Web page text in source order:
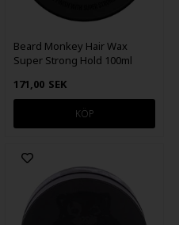
Beard Monkey Hair Wax
Super Strong Hold 100ml
171,00 SEK